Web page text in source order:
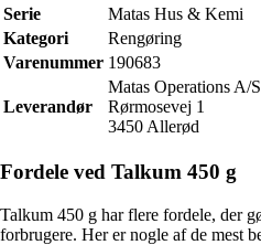
Serie
Matas Hus & Kemi
Kategori
Rengøring
Varenummer 190683
Leverandør
Matas Operations A/S
Rørmosevej 1
3450 Allerød
Fordele ved Talkum 450 g
Talkum 450 g har flere fordele, der
forbrugere. Her er nogle af de mest